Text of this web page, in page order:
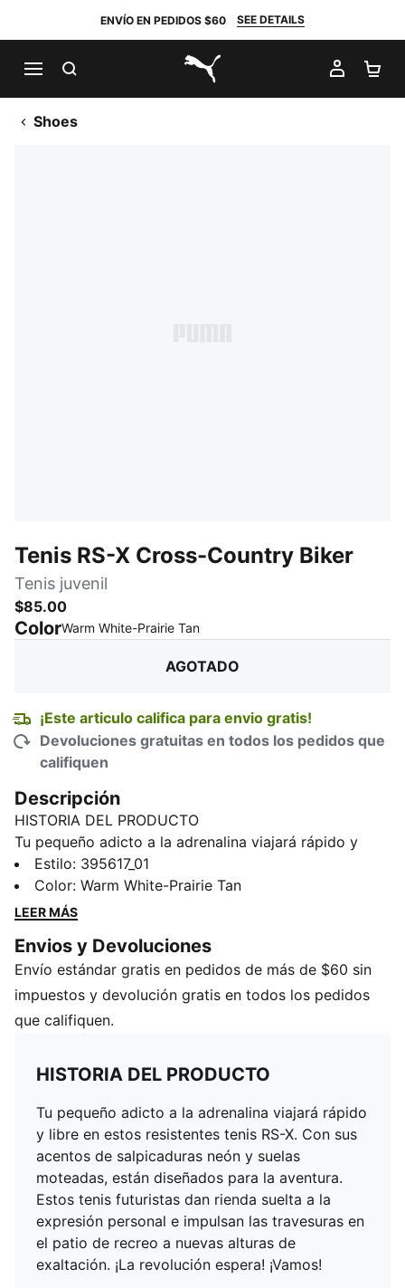
ENVÍO EN PEDIDOS $60 SEE DETAILS
PUMA.com
MI
Shoes
Tenis RS-X Cross-Country Biker
Tenis juvenil
$85.00
ColorWarm White-Prairie Tan:
AGOTADO
¡Este articulo califica para envio gratis!
Devoluciones gratuitas en todos los pedidos que
califiquen
Descripción
HISTORIA DEL PRODUCTO
Tu pequeño adicto a la adrenalina viajará rápido y
libre en estos resistentes tenis RS-X. Con sus acentos
de salpicaduras neón y suelas moteadas, están
diseñados para la aventura. Estos tenis futuristas dan
travesuras en el patio de recreo a nuevas alturas de
exaltación. ¡La revolución espera! ¡Vamos!
DETALLES
Empeine textil
Motas en la suela exterior
Detalles de la marca PUMA: tira característica en
grabado de gamuza
PUMA Niños: Producto recomendado para niños y
adolescentes de 8 a 16 años
Estilo: 395617_01
Color: Warm White-Prairie Tan
LEER MÁS
Envios y Devoluciones
Envío estándar gratis en pedidos de más de $60 sin
impuestos y devolución gratis en todos los pedidos
que califiquen.
HISTORIA DEL PRODUCTO
Tu pequeño adicto a la adrenalina viajará rápido
y libre en estos resistentes tenis RS-X. Con sus
acentos de salpicaduras neón y suelas
moteadas, están diseñados para la aventura.
Estos tenis futuristas dan rienda suelta a la
expresión personal e impulsan las travesuras en
el patio de recreo a nuevas alturas de
exaltación. ¡La revolución espera! ¡Vamos!